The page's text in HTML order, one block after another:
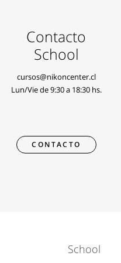
Contacto
School
cursos@nikoncenter.cl
Lun/Vie de 9:30 a 18:30 hs.
CONTACTO
School